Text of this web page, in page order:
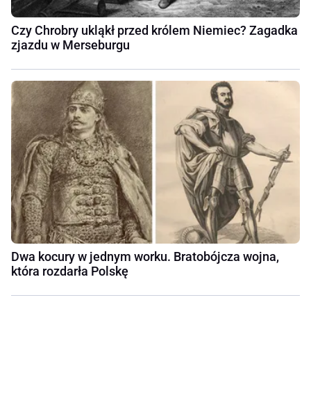
Czy Chrobry ukląkł przed królem Niemiec? Zagadka
zjazdu w Merseburgu
Dwa kocury w jednym worku. Bratobójcza wojna,
która rozdarła Polskę